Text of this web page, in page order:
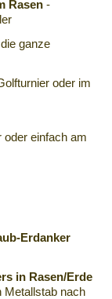
Rasen -
ganze
oder im
oder einfach am
Erdanker
in Rasen/Erde
Metallstab nach